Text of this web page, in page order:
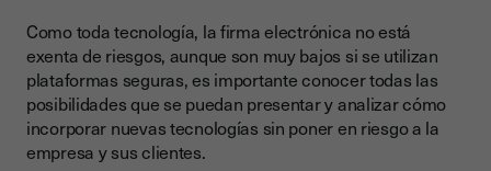
Como toda tecnología, la firma electrónica no está
exenta de riesgos, aunque son muy bajos si se utilizan
plataformas seguras, es importante conocer todas las
posibilidades que se puedan presentar y analizar cómo
incorporar nuevas tecnologías sin poner en riesgo a la
empresa y sus clientes.